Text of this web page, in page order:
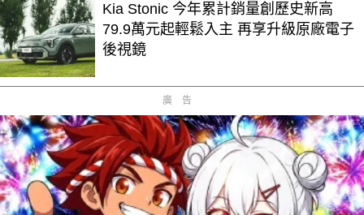
Kia Stonic 今年累計銷量創歷史新高
79.9萬元起輕鬆入主 再享升級原廠電子
後視鏡
廣告